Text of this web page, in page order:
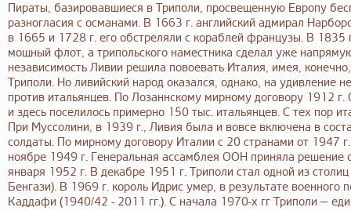
Пираты, базировавшиеся в Триполи, просвещенную Европу
разногласия с османами. В 1663 г. английский адмирал
в 1665 и 1728 г. его обстреляли с кораблей французы. В 1835
мощный флот, а трипольского наместника сделал уже
независимость Ливии решила повоевать Италия, имея,
Триполи. Но ливийский народ оказался, однако, на удивление
против итальянцев. По Лозаннскому мирному договору 1912
и здесь поселилось примерно 150 тыс. итальянцев. С тех пор
При Муссолини, в 1939 г., Ливия была и вовсе включена в
солдаты. По мирному договору Италии с 20 странами от 1947
ноябре 1949 г. Генеральная ассамблея ООН приняла решение
января 1952 г. В декабре 1951 г. Триполи стал одной из
Бенгази). В 1969 г. король Идрис умер, в результате
Каддафи (1940/42 - 2011 гг.). С начала 1970-х гг Триполи —